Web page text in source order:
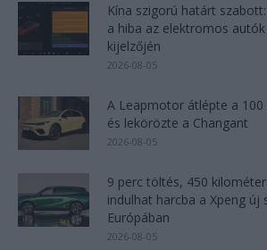
Kína szigorú határt
a hiba az elektromos
kijelzőjén
2026-08-05
A Leapmotor átlépte a
és lekörözte a Changant
2026-08-05
9 perc töltés, 450
indulhat harcba a Xpeng új
Európában
2026-08-05